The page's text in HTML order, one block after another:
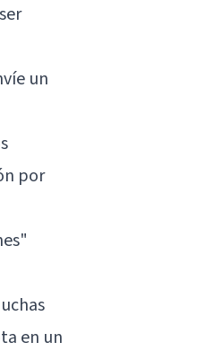
un
por
en un